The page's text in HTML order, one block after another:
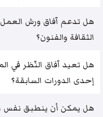
هل تدعم آفاق ورش
الثقافة والفنون؟
هل تعيد آفاق النّظر في
إحدى الدورات السابقة؟
هل يمكن أن ينطبق نفس